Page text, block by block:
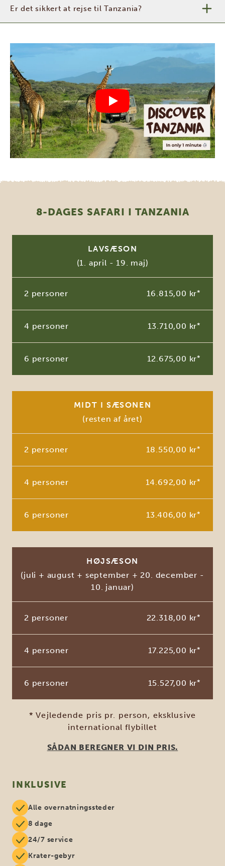
Er det sikkert at rejse til Tanzania?
8-DAGES SAFARI I TANZANIA
LAVSÆSON
(1. april - 19. maj)
2 personer 16.815,00 kr*
4 personer 13.710,00 kr*
6 personer 12.675,00 kr*
MIDT I SÆSONEN
(resten af året)
2 personer 18.550,00 kr*
4 personer 14.692,00 kr*
6 personer 13.406,00 kr*
HØJSÆSON
(juli + august + september + 20. december -
10. januar)
2 personer 22.318,00 kr*
4 personer 17.225,00 kr*
6 personer 15.527,00 kr*
* Vejledende pris pr. person, eksklusive
international flybillet
SÅDAN BEREGNER VI DIN PRIS.
INKLUSIVE
Alle overnatningssteder
8 dage
24/7 service
Krater-gebyr